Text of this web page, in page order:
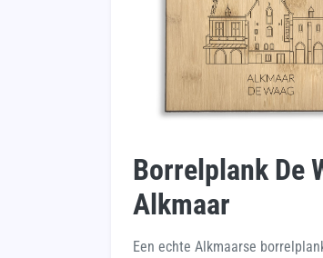
Borrelplank De
Alkmaar
Een echte Alkmaarse